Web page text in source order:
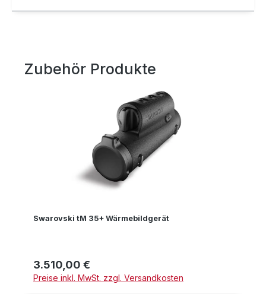
Produktgalerie überspringen
Zubehör Produkte
Swarovski tM 35+ Wärmebildgerät
Regulärer Preis:
3.510,00 €
Preise inkl. MwSt. zzgl. Versandkosten